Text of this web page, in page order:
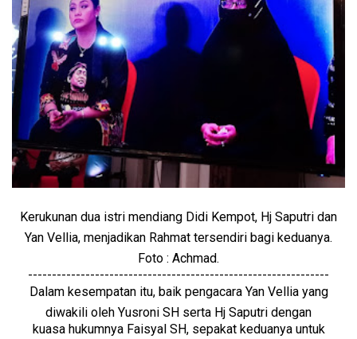
Kerukunan dua istri mendiang Didi Kempot, Hj Saputri dan
Yan Vellia, menjadikan Rahmat tersendiri bagi keduanya.
Foto : Achmad.
---------------------------------------------------------------
Dalam kesempatan itu, baik pengacara Yan Vellia yang
diwakili oleh Yusroni SH serta Hj Saputri dengan
kuasa hukumnya Faisyal SH, sepakat keduanya untuk